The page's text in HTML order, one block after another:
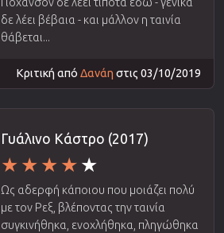
Γιόχανσον δε λέει τίποτα εδώ - γενικά
δε λέει βέβαια - και μάλλον η ταινία
θάβεται...
Κριτική από Δανάη στις 03/10/2019
Γυάλινο Κάστρο (2017)
Ως αδερφή κάποιου που μοιάζει πολύ
με τον Ρεξ, βλέποντας την ταινία
συγκινήθηκα, ενοχλήθηκα, πληγώθηκα